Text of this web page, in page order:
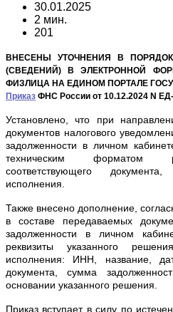
30.01.2025
2 мин.
201
ВНЕСЕНЫ УТОЧНЕНИЯ В
(СВЕДЕНИЙ) В ЭЛЕКТРОННОЙ
ФИЗЛИЦА НА ЕДИНОМ ПОРТАЛЕ
Приказ ФНС России от 10.12.2024 N ЕД-
Установлено, что при
документов налогового
задолженности в личном
техническим форматом
соответствующего
исполнения.
Также внесено дополнение,
в составе передаваемых
задолженности в личном
реквизиты указанного
исполнения: ИНН, название,
документа, сумма
основании указанного решения.
Приказ вступает в силу по